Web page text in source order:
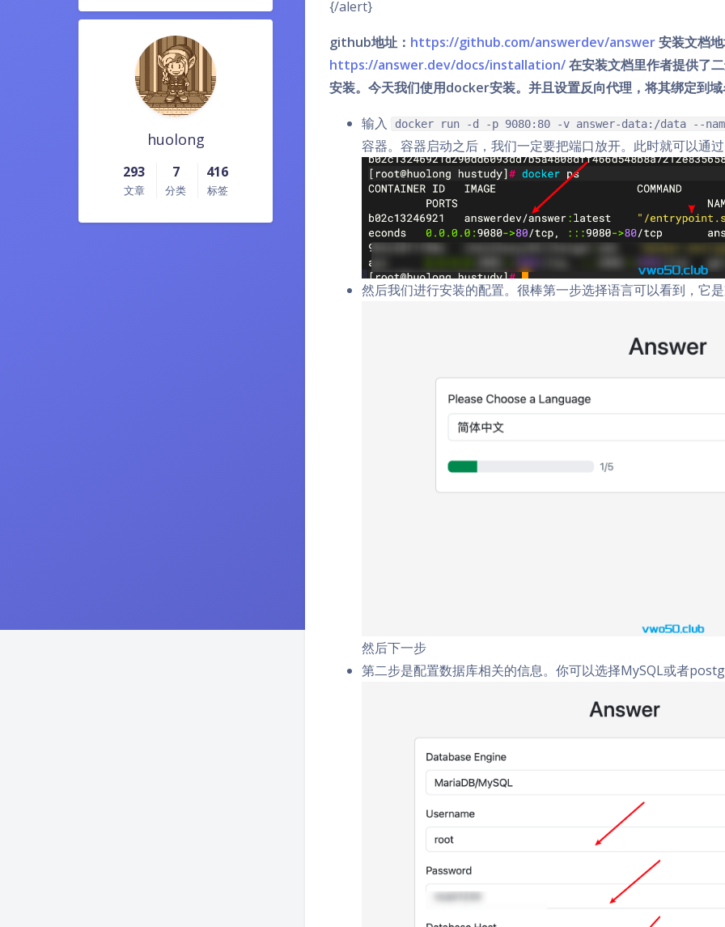
huolong
293
文章
7
分类
416
标签
{/alert}
github地址： https://github.com/answerdev/answer安装文档
https://answer.dev/docs/installation/在安装文档里作者提供了
安装。今天我们使用docker安装。并且设置反向代理，将其绑定到
输入
docker run -d -p 9080:80 -v answer-data:/data --
容器。容器启动之后，我们一定要把端口放开。此时就可以通
然后我们进行安装的配置。很棒第一步选择语言可以看到，它
然后下一步
第二步是配置数据库相关的信息。你可以选择MySQL或者